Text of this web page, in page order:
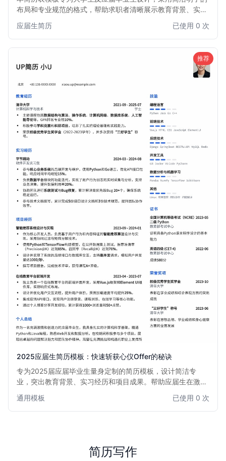
布局和专业规范的格式，帮助求职者清晰展示教育背景、实习
快速浏览，是大学生迈向职场的第一步的理想选择。
应届生简历 已使用 0 次
推荐
2025应届生简历模板：快速斩获心仪Offer的秘诀
专为2025届应届毕业生量身定制的简历模板，设计简洁专
业，突出教育背景、实习经历和项目成果。帮助应届生在激烈
HR目光，提高面试邀约率。模板结构清晰，易于填写，助你
轻松打造一份高质量的求职简历。
通用模板 已使用 0 次
简历写作